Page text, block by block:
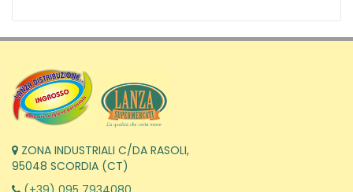
ZONA INDUSTRIALI C/DA RASOLI,
95048 SCORDIA (CT)